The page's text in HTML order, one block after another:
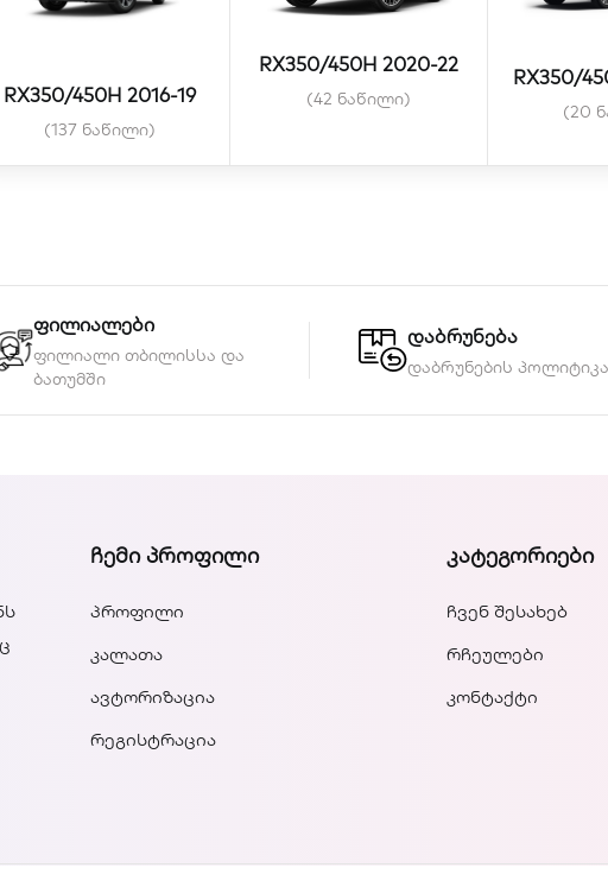
RX350/450H 2016-19
(137 ნაწილი)
RX350/450H 2020-22
(42 ნაწილი)
RX350/
(20
ფილიალები
ფილიალი თბილისსა და
ბათუმში
დაბრუნება
დაბრუნების პოლიტიკა
ᲩᲔᲛᲘ ᲞᲠᲝᲤᲘᲚᲘ
პროფილი
კალათა
ავტორიზაცია
რეგისტრაცია
ᲙᲐᲢᲔᲒᲝᲠᲘᲔᲑᲘ
ჩვენ შესახებ
რჩეულები
კონტაქტი